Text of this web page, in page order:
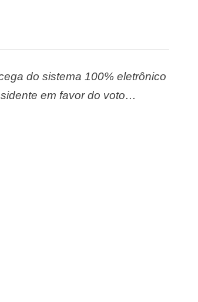
do sistema 100% eletrônico
em favor do voto